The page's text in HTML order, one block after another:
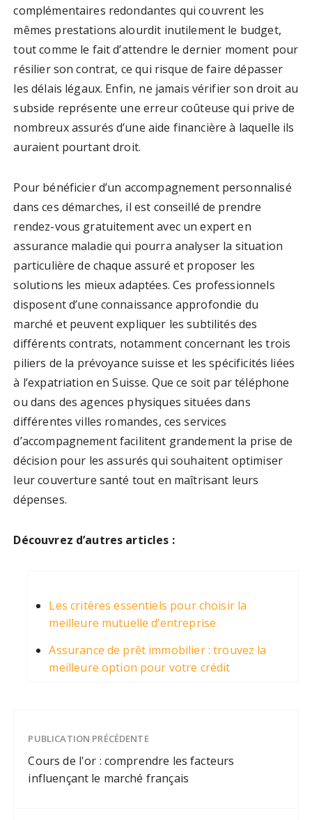
complémentaires redondantes qui couvrent les
mêmes prestations alourdit inutilement le budget,
tout comme le fait d’attendre le dernier moment pour
résilier son contrat, ce qui risque de faire dépasser
les délais légaux. Enfin, ne jamais vérifier son droit au
subside représente une erreur coûteuse qui prive de
nombreux assurés d’une aide financière à laquelle ils
auraient pourtant droit.
Pour bénéficier d’un accompagnement personnalisé
dans ces démarches, il est conseillé de prendre
rendez-vous gratuitement avec un expert en
assurance maladie qui pourra analyser la situation
particulière de chaque assuré et proposer les
solutions les mieux adaptées. Ces professionnels
disposent d’une connaissance approfondie du
marché et peuvent expliquer les subtilités des
différents contrats, notamment concernant les trois
piliers de la prévoyance suisse et les spécificités liées
à l’expatriation en Suisse. Que ce soit par téléphone
ou dans des agences physiques situées dans
différentes villes romandes, ces services
d’accompagnement facilitent grandement la prise de
décision pour les assurés qui souhaitent optimiser
leur couverture santé tout en maîtrisant leurs
dépenses.
Découvrez d’autres articles :
Les critères essentiels pour choisir la
meilleure mutuelle d’entreprise
Assurance de prêt immobilier : trouvez la
meilleure option pour votre crédit
PUBLICATION PRÉCÉDENTE
Cours de l'or : comprendre les facteurs
influençant le marché français